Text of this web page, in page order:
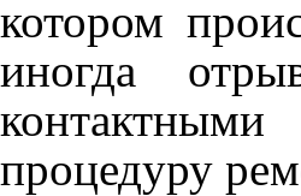
котором
иногда
процедуру